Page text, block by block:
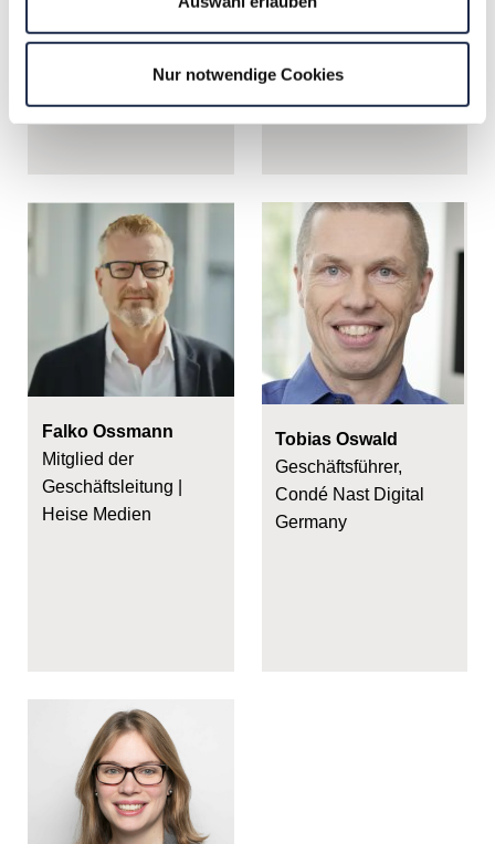
Nur notwendige Cookies
Deutsche Medien-
Co. KG
Falko Ossmann
Mitglied der
Geschäftsleitung |
Heise Medien
Tobias Oswald
Geschäftsführer,
Condé Nast Digital
Germany